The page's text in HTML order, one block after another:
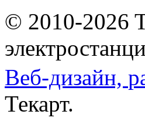
© 2010-2026
Веб-дизайн,
Текарт.